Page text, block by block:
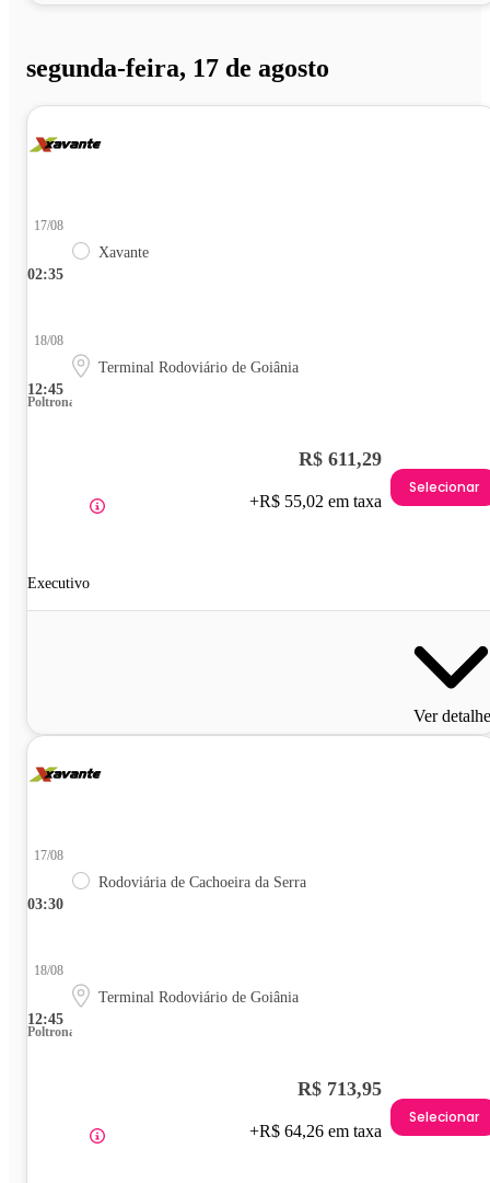
segunda-feira, 17 de agosto
02:35
17/08
Xavante
12:45
18/08
Terminal Rodoviário de Goiânia
Poltrona
Executivo
R$ 611,29
+R$ 55,02 em taxa
Selecionar
Ver
03:30
17/08
Rodoviária de Cachoeira da Serra
12:45
18/08
Terminal Rodoviário de Goiânia
Poltrona
R$ 713,95
+R$ 64,26 em taxa
Selecionar